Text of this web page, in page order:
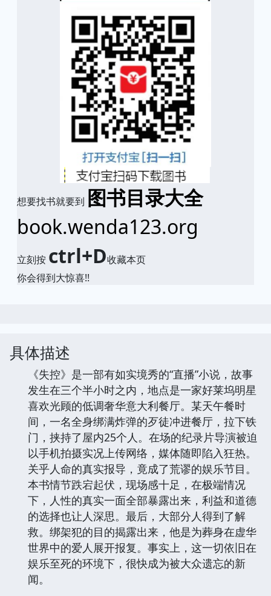
想要找书就要到 图书目录大全
book.wenda123.org
立刻按 ctrl+D收藏本页
你会得到大惊喜!!
具体描述
《失控》是一部有如实境秀的“直播”小说，故事
发生在三个半小时之内，地点是一家好莱坞明星
喜欢光顾的低调奢华意大利餐厅。某天午餐时
间，一名全身绑满炸弹的歹徒冲进餐厅，拉下铁
门，挟持了屋内25个人。在场的纪录片导演被迫
以手机拍摄实况上传网络，媒体随即陷入狂热。
关乎人命的真实报导，竟成了荒谬的娱乐节目。
本书情节跌宕起伏，现场感十足，在极端情况
下，人性的真实一面全部暴露出来，利益和道德
的选择也让人深思。最后，大部分人得到了解
救。绑架犯的目的揭露出来，他是为葬身在虚华
世界中的爱人展开报复。事实上，这一切依旧在
娱乐至死的环境下，很快成为被大众遗忘的新
闻。